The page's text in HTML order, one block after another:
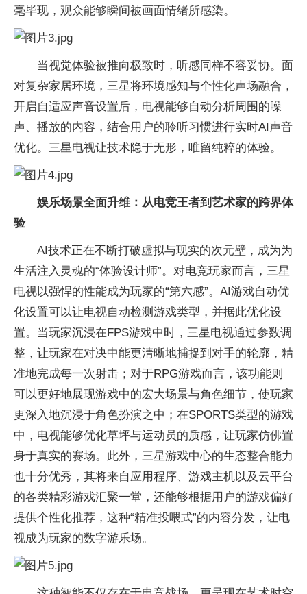
毫毕现，观众能够瞬间被画面情绪所感染。
当视觉体验被推向极致时，听感同样不容妥协。面
对复杂家居环境，三星将环境感知与个性化声场融合，
开启自适应声音设置后，电视能够自动分析周围的噪
声、播放的内容，结合用户的聆听习惯进行实时AI声音
优化。三星电视让技术隐于无形，唯留纯粹的体验。
娱乐场景全面升维：从电竞王者到艺术家的跨界体
验
AI技术正在不断打破虚拟与现实的次元壁，成为为
生活注入灵魂的“体验设计师”。对电竞玩家而言，三星
电视以强悍的性能成为玩家的“第六感”。AI游戏自动优
化设置可以让电视自动检测游戏类型，并据此优化设
置。当玩家沉浸在FPS游戏中时，三星电视通过参数调
整，让玩家在对决中能更清晰地捕捉到对手的轮廓，精
准地完成每一次射击；对于RPG游戏而言，该功能则
可以更好地展现游戏中的宏大场景与角色细节，使玩家
更深入地沉浸于角色扮演之中；在SPORTS类型的游戏
中，电视能够优化草坪与运动员的质感，让玩家仿佛置
身于真实的赛场。此外，三星游戏中心的生态整合能力
也十分优秀，其将来自应用程序、游戏主机以及云平台
的各类精彩游戏汇聚一堂，还能够根据用户的游戏偏好
提供个性化推荐，这种“精准投喂式”的内容分发，让电
视成为玩家的数字游乐场。